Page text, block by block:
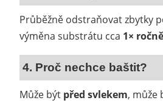
Průběžně odstraňovat zbytky
výměna substrátu cca 1× ročně
4. Proč nechce baštit?
Může být před svlekem, může